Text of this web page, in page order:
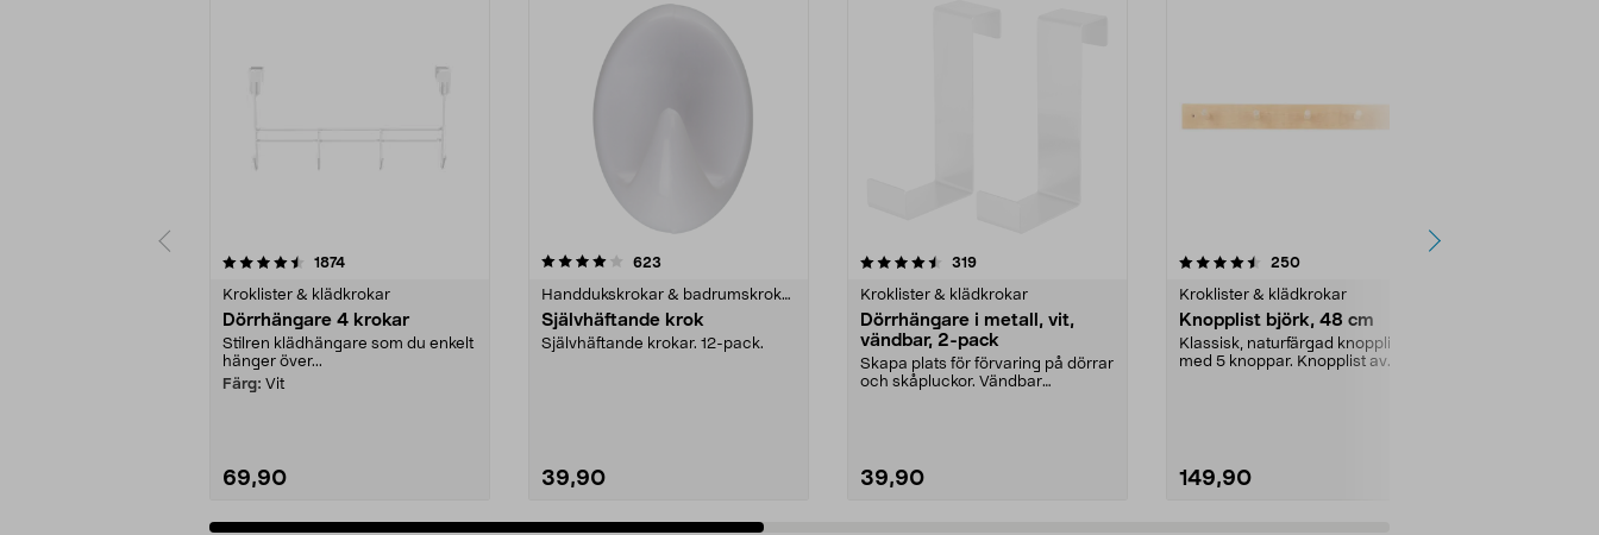
1874recensioner
Kroklister & klädkrokar
Dörrhängare 4 krokar
Stilren klädhängare som du enkelt
hänger över...
Färg: Vit
69,90
4.0 av 5 stjärnor 623
Handdukskrokar & badrumskrokar
Självhäftande krok
Självhäftande krokar. 12-pack.
39,90
4.5 av 5 stjärnor 319recensioner
Kroklister & klädkrokar
Dörrhängare i metall, vit,
vändbar, 2-pack
Skapa plats för förvaring på dörrar
och skåpluckor. Vändbar
39,90
4.5 av 5 stjärnor 250recensioner
Kroklister & klädkrokar
Knopplist björk, 48 cm
Klassisk, naturfärgad knopplist
med 5 knoppar. Knopplist av
149,90
4.5 av 5 stjärnor